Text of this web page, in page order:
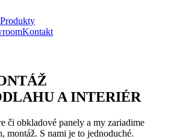
Produkty
Kontakt
A INTERIÉR
či obkladové panely a my zariadime
montáž. S nami je to jednoduché.